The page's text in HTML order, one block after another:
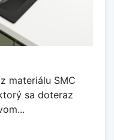
materiálu SMC
sa doteraz